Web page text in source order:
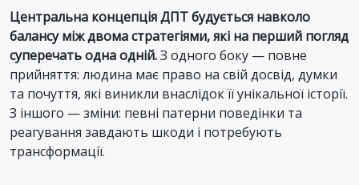
Центральна концепція ДПТ будується навколо
балансу між двома стратегіями, які на перший погляд
суперечать одна одній.З одного боку — повне
прийняття: людина має право на свій досвід, думки
та почуття, які виникли внаслідок її унікальної історії.
З іншого — зміни: певні патерни поведінки та
реагування завдають шкоди і потребують
трансформації.